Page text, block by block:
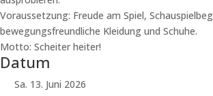
Voraussetzung: Freude am Spiel,
bewegungsfreundliche Kleidung und Schuhe.
Motto: Scheiter heiter!
Datum
Sa. 13. Juni 2026